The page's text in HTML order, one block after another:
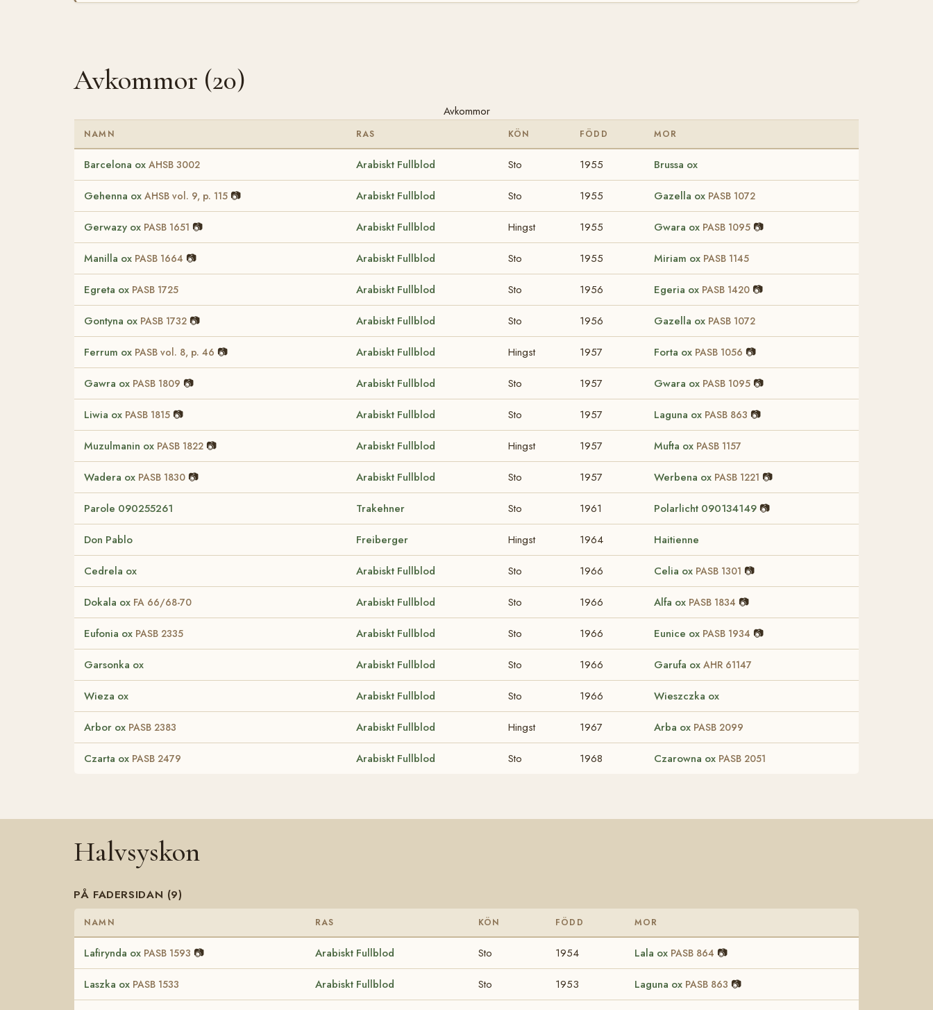
Avkommor (20)
Avkommor
NAMN RAS KÖN FÖDD MOR
Barcelona ox AHSB 3002 Arabiskt Fullblod Sto 1955 Brussa ox
Gehenna ox AHSB vol. 9, p. 115 📷 Arabiskt Fullblod Sto 1955 Gazella ox PASB 1072
Gerwazy ox PASB 1651 📷 Arabiskt Fullblod Hingst 1955 Gwara ox PASB 1095 📷
Manilla ox PASB 1664 📷 Arabiskt Fullblod Sto 1955 Miriam ox PASB 1145
Egreta ox PASB 1725 Arabiskt Fullblod Sto 1956 Egeria ox PASB 1420 📷
Gontyna ox PASB 1732 📷 Arabiskt Fullblod Sto 1956 Gazella ox PASB 1072
Ferrum ox PASB vol. 8, p. 46 📷 Arabiskt Fullblod Hingst 1957 Forta ox PASB 1056 📷
Gawra ox PASB 1809 📷 Arabiskt Fullblod Sto 1957 Gwara ox PASB 1095 📷
Liwia ox PASB 1815 📷 Arabiskt Fullblod Sto 1957 Laguna ox PASB 863 📷
Muzulmanin ox PASB 1822 📷 Arabiskt Fullblod Hingst 1957 Mufta ox PASB 1157
Wadera ox PASB 1830 📷 Arabiskt Fullblod Sto 1957 Werbena ox PASB 1221 📷
Parole 090255261 Trakehner Sto 1961 Polarlicht 090134149 📷
Don Pablo Freiberger Hingst 1964 Haitienne
Cedrela ox Arabiskt Fullblod Sto 1966 Celia ox PASB 1301 📷
Dokala ox FA 66/68-70 Arabiskt Fullblod Sto 1966 Alfa ox PASB 1834 📷
Eufonia ox PASB 2335 Arabiskt Fullblod Sto 1966 Eunice ox PASB 1934 📷
Garsonka ox Arabiskt Fullblod Sto 1966 Garufa ox AHR 61147
Wieza ox Arabiskt Fullblod Sto 1966 Wieszczka ox
Arbor ox PASB 2383 Arabiskt Fullblod Hingst 1967 Arba ox PASB 2099
Czarta ox PASB 2479 Arabiskt Fullblod Sto 1968 Czarowna ox PASB 2051
Halvsyskon
PÅ FADERSIDAN (9)
NAMN RAS KÖN FÖDD MOR
Lafirynda ox PASB 1593 📷 Arabiskt Fullblod Sto 1954 Lala ox PASB 864 📷
Laszka ox PASB 1533 Arabiskt Fullblod Sto 1953 Laguna ox PASB 863 📷